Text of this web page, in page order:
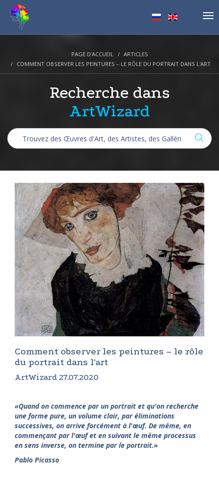
PAGE D'ACCUEIL
ARTICLES
COMMENT OBSERVER LES PEINTURES – LE RÔLE DU PORTRAIT DANS L'ART
Recherche dans
ArtWizard
Comment observer les peintures – le rôle
du portrait dans l'art
ArtWizard 27.07.2020
«Quand on commence par un portrait et qu'on recherche
une forme pure, un volume clair, par éliminations
successives, on arrive forcément à l'œuf. De même, en
commençant par l'œuf et en suivant le même processus
en sens inverse, on termine par le portrait.»
Pablo Picasso